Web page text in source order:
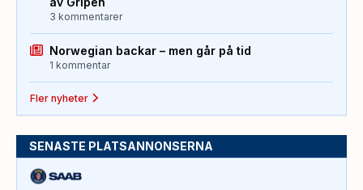
3 kommentarer
Norwegian backar – men går på tid
1 kommentar
Fler nyheter
SENASTE PLATSANNONSERNA